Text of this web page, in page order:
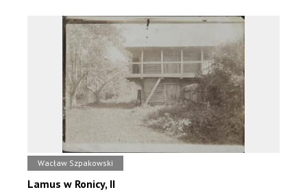
Wacław Szpakowski
Lamus w Ronicy, II